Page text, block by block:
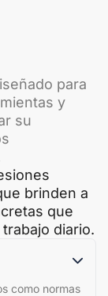
para
y
su
brinden a
que
diario.
como normas